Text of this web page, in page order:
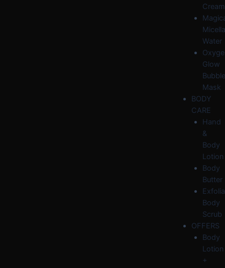
Cream
Water
Glow
Bubble
Mask
BODY
CARE
Hand
&
Body
Lotion
Body
Butter
Body
Scrub
OFFERS
Body
Lotion
+